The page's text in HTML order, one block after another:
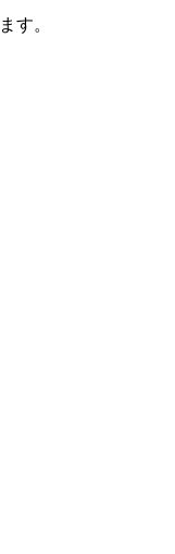
す。